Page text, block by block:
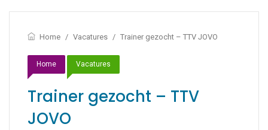
Home / Vacatures / Trainer gezocht – TTV JOVO
Home Vacatures
Trainer gezocht – TTV
JOVO